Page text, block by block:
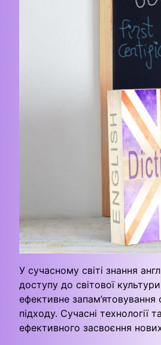
У сучасному світі знання
доступу до світової
ефективне
підходу. Сучасні технології
ефективного засвоєння